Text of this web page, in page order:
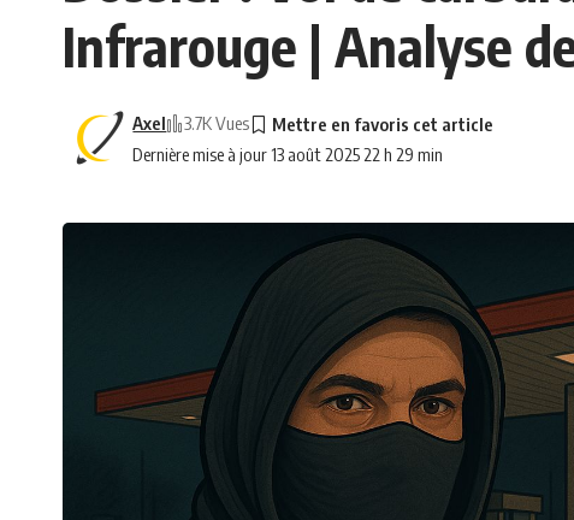
Infrarouge | Analyse
Dernière mise à jour 13 août 2025 22 h 29 min
Axel 3.7K Vues